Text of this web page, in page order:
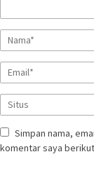
Simpan nama,
komentar saya